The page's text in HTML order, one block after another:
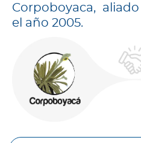
Corpoboyaca,
el año 2005.